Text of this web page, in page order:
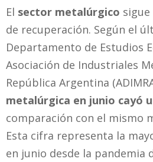
El sector metalúrgico
de recuperación. Según el
Departamento de Estudios
Asociación de Industriales
República Argentina
metalúrgica en junio cayó
comparación con el mismo
Esta cifra representa la
en junio desde la pandemia